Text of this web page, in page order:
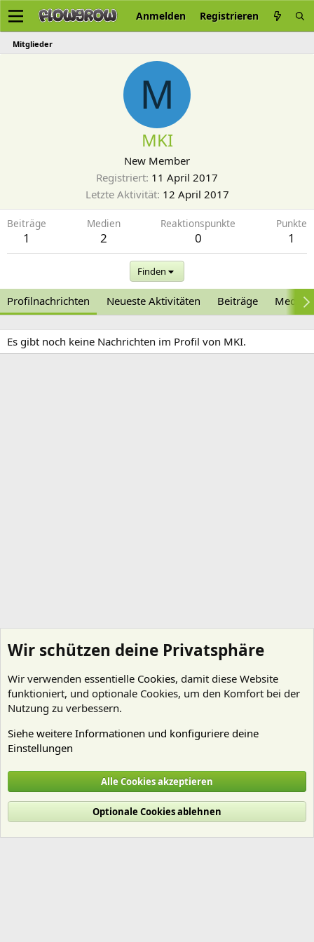
Anmelden Registrieren
Mitglieder
M
MKI
New Member
Registriert 11 April 2017
Letzte Aktivität 12 April 2017
Beiträge
1
Medien
2
Reaktionspunkte
0
Punkte
1
Finden
Profilnachrichten Neueste Aktivitäten Beiträge Medien
Es gibt noch keine Nachrichten im Profil von MKI.
Cookies
Deutsch (Du)
Nutzungsbedingungen
Datenschutz Hilfe und Impressum
R
Wir schützen deine Privatsphäre
Wir verwenden essentielle Cookies, damit diese Website
funktioniert, und optionale Cookies, um den Komfort bei der
Nutzung zu verbessern.
Siehe weitere Informationen und konfiguriere deine
Einstellungen
Alle Cookies akzeptieren
Optionale Cookies ablehnen